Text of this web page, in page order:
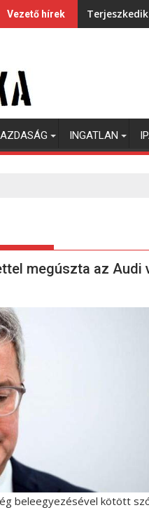
Vezető hírek
INGATLAN
megúszta az Audi
beleegyezésével kötött